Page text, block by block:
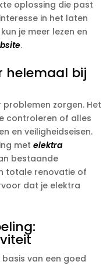
oplossing die past
in het laten
je meer lezen en
.
helemaal bij
zorgen. Het
controleren of alles
en veiligheidseisen.
metelektra
bestaande
totale renovatie of
dat je elektra
van een goed